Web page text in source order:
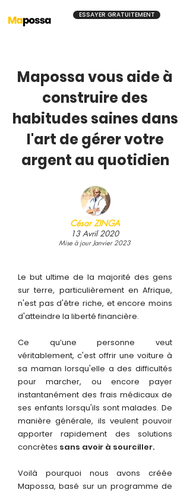
ESSAYER GRATUITEMENT
Mapossa vous aide à
construire des
habitudes saines dans
l'art de gérer votre
argent au quotidien
César ZINGA
13 Avril 2020
Mise à jour Janvier2023
Le but ultime de la majorité des gens
sur terre, particulièrement en Afrique,
n'est pas d'être riche, et encore moins
d'atteindre la liberté financière.
Ce qu’une personne veut
véritablement, c'est offrir une voiture à
sa maman lorsqu'elle a des difficultés
pour marcher, ou encore payer
instantanément des frais médicaux de
ses enfants lorsqu'ils sont malades. De
manière générale, ils veulent pouvoir
apporter rapidement des solutions
concrètes sans avoir à sourciller.
Voilà pourquoi nous avons créée
Mapossa, basé sur un programme de